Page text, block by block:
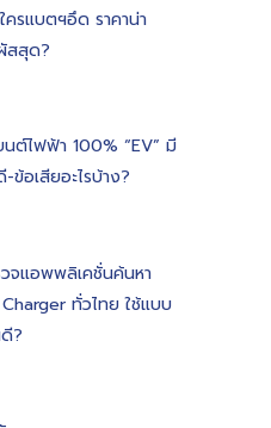
ครแบตฯอึด ราคาน่า
สสุด?
ต์ไฟฟ้า 100% “EV” มี
ข้อเสียอะไรบ้าง?
จแอพพลิเคชั่นค้นหา
ทั่วไทย ใช้แบบ
?